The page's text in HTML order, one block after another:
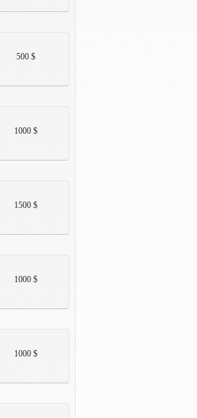
500 $
1000 $
1500 $
1000 $
1000 $